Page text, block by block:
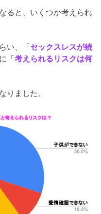
ると、いくつか考えられ
い、「セックスレスが続
「考えられるリスクは何
りました。